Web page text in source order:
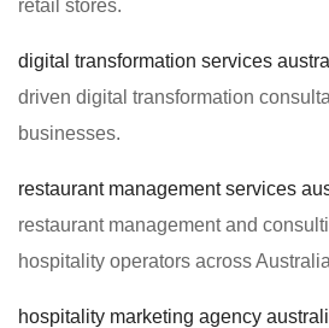
retail stores.
digital transformation services
driven digital transformation
businesses.
restaurant management services
restaurant management and
hospitality operators across
hospitality marketing agency